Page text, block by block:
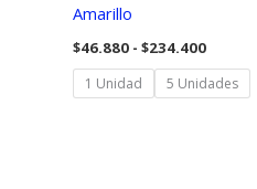
Amarillo
$46.880 - $234.400Rango
precios:
desde
1 Unidad 5 Unidades